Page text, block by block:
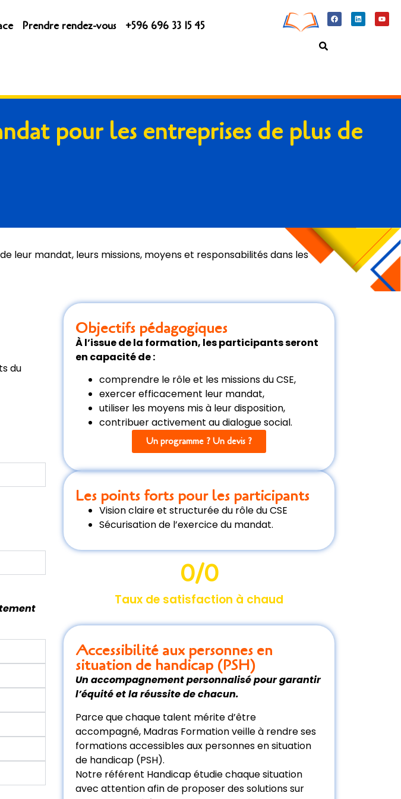
Prendre rendez-vous +596 696 33 15 45
pour les entreprises de plus de
leur mandat, leurs missions, moyens et responsabilités dans les
du
Objectifs pédagogiques
À l’issue de la formation, les participants seront
en capacité de :
comprendre le rôle et les missions du CSE,
exercer efficacement leur mandat,
utiliser les moyens mis à leur disposition,
contribuer activement au dialogue social.
Un programme ? Un devis ?
Les points forts pour les participants
Vision claire et structurée du rôle du CSE
Sécurisation de l’exercice du mandat.
Taux de satisfaction à chaud
0/0
Accessibilité aux personnes en
situation de handicap (PSH)
Un accompagnement personnalisé pour garantir
l’équité et la réussite de chacun.
Parce que chaque talent mérite d’être
accompagné, Madras Formation veille à rendre ses
formations accessibles aux personnes en situation
de handicap (PSH).
Notre référent Handicap étudie chaque situation
avec attention afin de proposer des solutions sur